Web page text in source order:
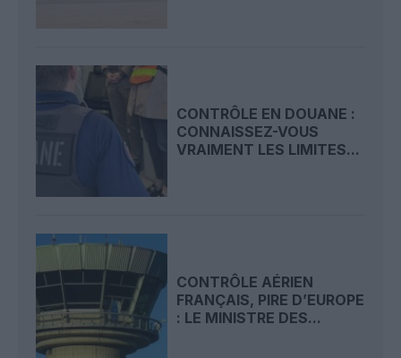
CONTRÔLE EN DOUANE :
CONNAISSEZ-VOUS
VRAIMENT LES LIMITES...
CONTRÔLE AÉRIEN
FRANÇAIS, PIRE D’EUROPE
: LE MINISTRE DES...